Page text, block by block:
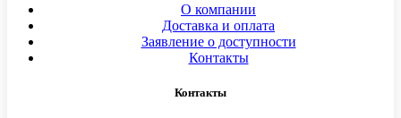
О компании
Доставка и оплата
Заявление о доступности
Контакты
Контакты